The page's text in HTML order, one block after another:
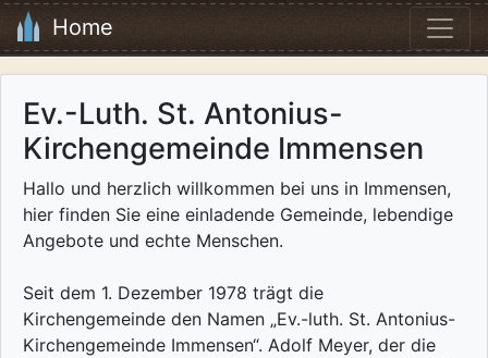
Home
Ev.-Luth. St. Antonius-
Kirchengemeinde Immensen
Hallo und herzlich willkommen bei uns in Immensen,
hier finden Sie eine einladende Gemeinde, lebendige
Angebote und echte Menschen.
Seit dem 1. Dezember 1978 trägt die
Kirchengemeinde den Namen „Ev.-luth. St. Antonius-
Kirchengemeinde Immensen“. Adolf Meyer, der die